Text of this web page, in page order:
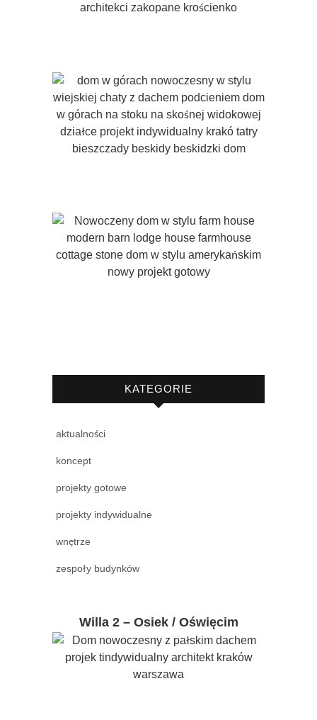
KATEGORIE
aktualności
koncept
projekty gotowe
projekty indywidualne
wnętrze
zespoły budynków
Willa 2 – Osiek / Oświęcim